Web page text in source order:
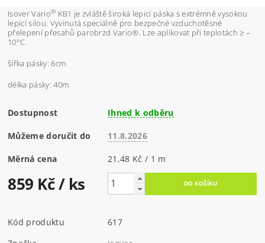
Isover Vario® KB1 je zvláště široká lepicí páska s extrémně vysokou
lepicí silou. Vyvinutá speciálně pro bezpečné vzduchotěsné
přelepení přesahů parobrzd Vario®. Lze aplikovat při teplotách ≥ –
10°C.
šířka pásky: 6cm
délka pásky: 40m
Dostupnost Ihned k odběru
Můžeme doručit do 11.8.2026
Měrná cena 21,48 Kč / 1 m
859 Kč/ ks
Kód produktu
617